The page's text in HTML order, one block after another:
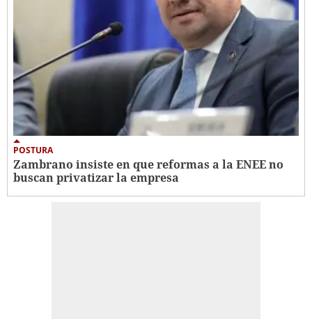
POSTURA
Zambrano insiste en que reformas a la ENEE no
buscan privatizar la empresa